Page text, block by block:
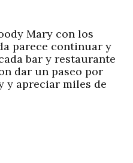
Mary con los
parece continuar y
bar y restaurante
dar un paseo por
y apreciar miles de